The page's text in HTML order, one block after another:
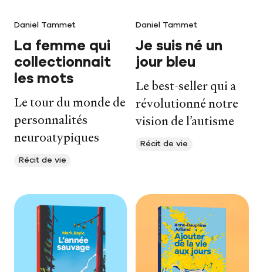
Daniel Tammet
La femme qui
collectionnait
les mots
Le tour du monde de
personnalités
neuroatypiques
Récit de vie
Daniel Tammet
Je suis né un
jour bleu
Le best-seller qui a
révolutionné notre
vision de l’autisme
Récit de vie